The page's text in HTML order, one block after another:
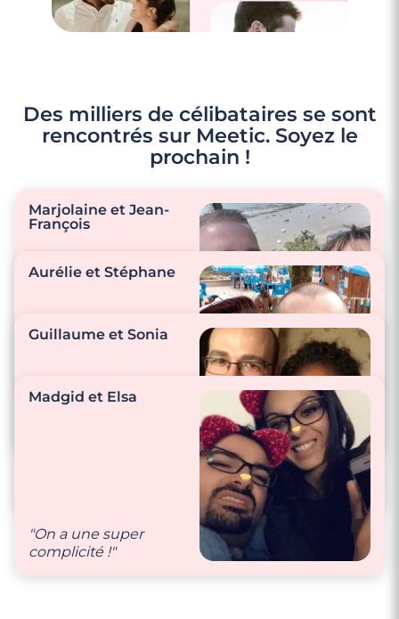
Des milliers de célibataires se sont
rencontrés sur Meetic. Soyez le
prochain !
Marjolaine et Jean-
François
surprend…
moto…"
Aurélie et Stéphane
attentionné que moi
pour lui, beaucoup de
Guillaume et Sonia
Madgid et Elsa
"On a une super
complicité !"